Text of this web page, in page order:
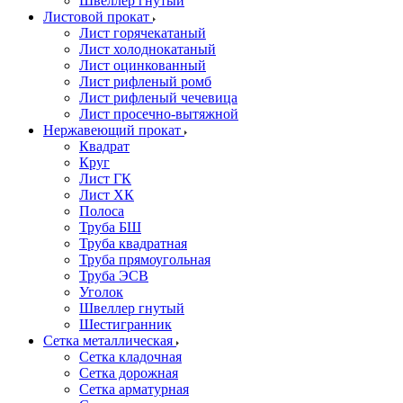
Листовой прокат
Лист горячекатаный
Лист холоднокатаный
Лист оцинкованный
Лист рифленый ромб
Лист рифленый чечевица
Лист просечно-вытяжной
Нержавеющий прокат
Квадрат
Круг
Лист ГК
Лист ХК
Полоса
Труба БШ
Труба квадратная
Труба прямоугольная
Труба ЭСВ
Уголок
Швеллер гнутый
Шестигранник
Сетка металлическая
Сетка кладочная
Сетка дорожная
Сетка арматурная